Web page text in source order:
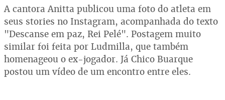
A cantora Anitta publicou uma foto do atleta em
seus stories no Instagram, acompanhada do texto
"Descanse em paz, Rei Pelé". Postagem muito
similar foi feita por Ludmilla, que também
homenageou o ex-jogador. Já Chico Buarque
postou um vídeo de um encontro entre eles.